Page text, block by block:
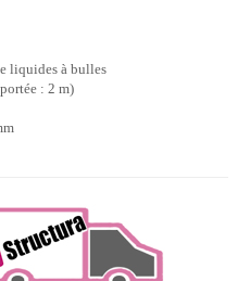
liquides à bulles
: 2 m)